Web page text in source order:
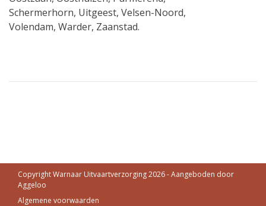
Schermerhorn, Uitgeest, Velsen-Noord,
Volendam, Warder, Zaanstad.
Copyright Warnaar Uitvaartverzorging 2026 - Aangeboden door
Aggeloo
Algemene voorwaarden